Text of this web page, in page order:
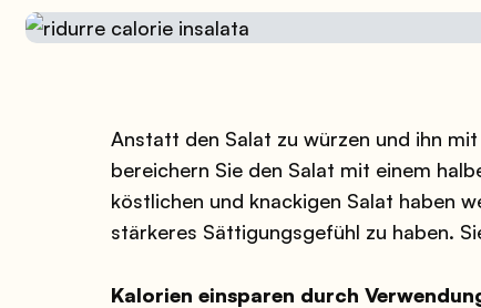
Anstatt den Salat zu würzen und ihn
bereichern Sie den Salat mit einem
köstlichen und knackigen Salat haben
stärkeres Sättigungsgefühl zu haben.
Kalorien einsparen durch